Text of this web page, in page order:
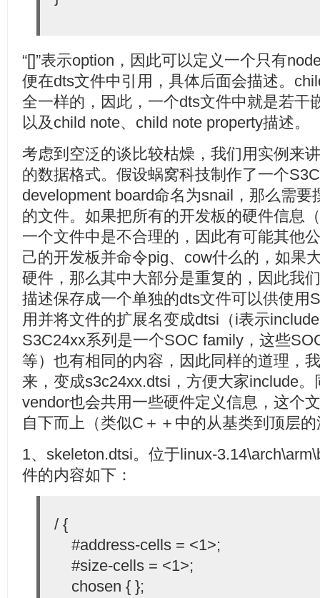
“[]”表示option，因此可以定义一个只有
便在dts文件中引用，具体后面会描述。
全一样的，因此，一个dts文件中就是若干
以及child note、child note property描述。
考虑到空泛的谈比较枯燥，我们用实例来
的数据格式。假设蜗窝科技制作了一个
development board命名为snail，那么需要
的文件。如果把所有的开发板的硬件信息
一个文件中是不合理的，因此有可能其他
己的开发板并命令pig、cow什么的，如果
硬件，那么其中大部分是重复的，因此我
描述保存成一个单独的dts文件可以供使用
用并将文件的扩展名变成dtsi（i表示
S3C24xx系列是一个SOC family，这些
等）也有相同的内容，因此同样的道理，
来，变成s3c24xx.dtsi，方便大家include
vendor也会共用一些硬件定义信息，这个
自下而上（类似C＋＋中的从基类到顶层
1、skeleton.dtsi。位于linux-
件的内容如下：
/ {
#address-cells = <1>;
#size-cells = <1>;
chosen { };